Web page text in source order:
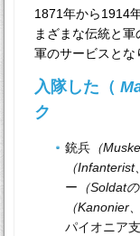
1871年から1914
まざまな伝統と
軍のサービスとな
入隊した（
ク
銃兵 （
（Infanterist
ー （Soldatの
（Kanonier、
パイオニア